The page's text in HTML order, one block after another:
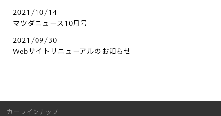
2021/10/14
マツダニュース10月号
2021/09/30
Webサイトリニューアルのお知らせ
カーラインナップ